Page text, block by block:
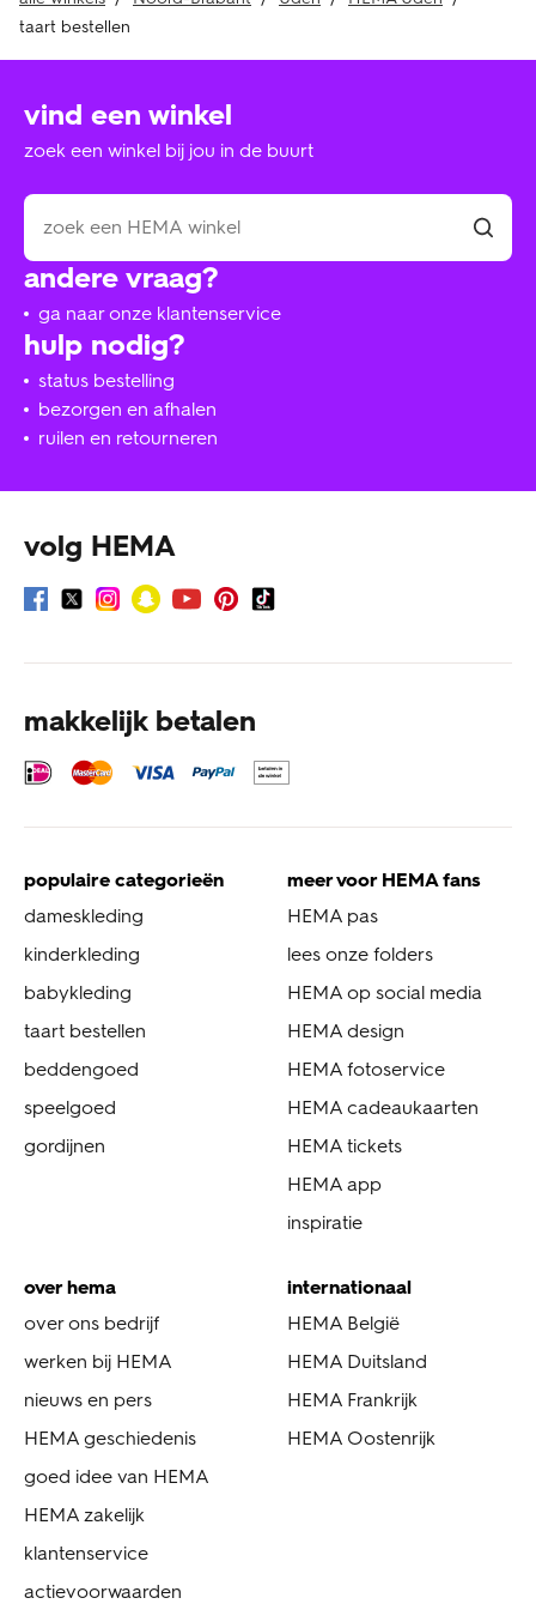
taart bestellen
hulp nodig?
status bestelling
bezorgen en afhalen
ruilen en retourneren
andere vraag?
ga naar onze klantenservice
vind een winkel
zoek een winkel bij jou in de buurt
volg HEMA
makkelijk betalen
populaire categorieën
dameskleding
kinderkleding
babykleding
taart bestellen
beddengoed
speelgoed
gordijnen
meer voor HEMA fans
HEMA pas
lees onze folders
HEMA op social media
HEMA design
HEMA fotoservice
HEMA cadeaukaarten
HEMA tickets
HEMA app
inspiratie
over hema
over ons bedrijf
werken bij HEMA
nieuws en pers
HEMA geschiedenis
goed idee van HEMA
HEMA zakelijk
klantenservice
actievoorwaarden
internationaal
HEMA België
HEMA Duitsland
HEMA Frankrijk
HEMA Oostenrijk